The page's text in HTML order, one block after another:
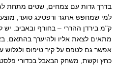
בדרך גדות עם צמחים, שטים מתחת
ק"מ בירדן ההררי – בחורף ובאביב.
מתאים לצאת אליו ולהיערך בהתאם.
אפשר גם לטפס על קיר טיפוס ולגלוש
כחץ וקשת, משחק הבאבל בכדורי